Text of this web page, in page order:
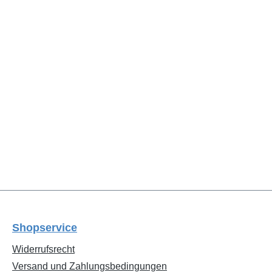
Shopservice
Widerrufsrecht
Versand und Zahlungsbedingungen